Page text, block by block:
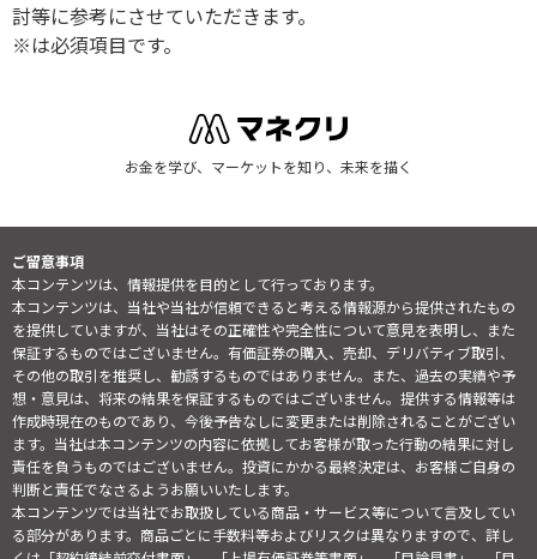
討等に参考にさせていただきます。
※は必須項目です。
お金を学び、マーケットを知り、未来を描く
ご留意事項
本コンテンツは、情報提供を目的として行っております。
本コンテンツは、当社や当社が信頼できると考える情報源から提供されたもの
を提供していますが、当社はその正確性や完全性について意見を表明し、また
保証するものではございません。有価証券の購入、売却、デリバティブ取引、
その他の取引を推奨し、勧誘するものではありません。また、過去の実績や予
想・意見は、将来の結果を保証するものではございません。提供する情報等は
作成時現在のものであり、今後予告なしに変更または削除されることがござい
ます。当社は本コンテンツの内容に依拠してお客様が取った行動の結果に対し
責任を負うものではございません。投資にかかる最終決定は、お客様ご自身の
判断と責任でなさるようお願いいたします。
本コンテンツでは当社でお取扱している商品・サービス等について言及してい
る部分があります。商品ごとに手数料等およびリスクは異なりますので、詳し